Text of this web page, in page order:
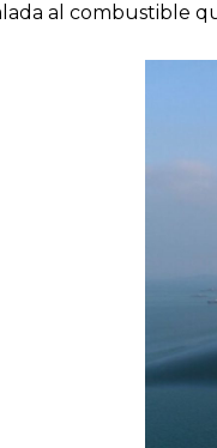
al combustible